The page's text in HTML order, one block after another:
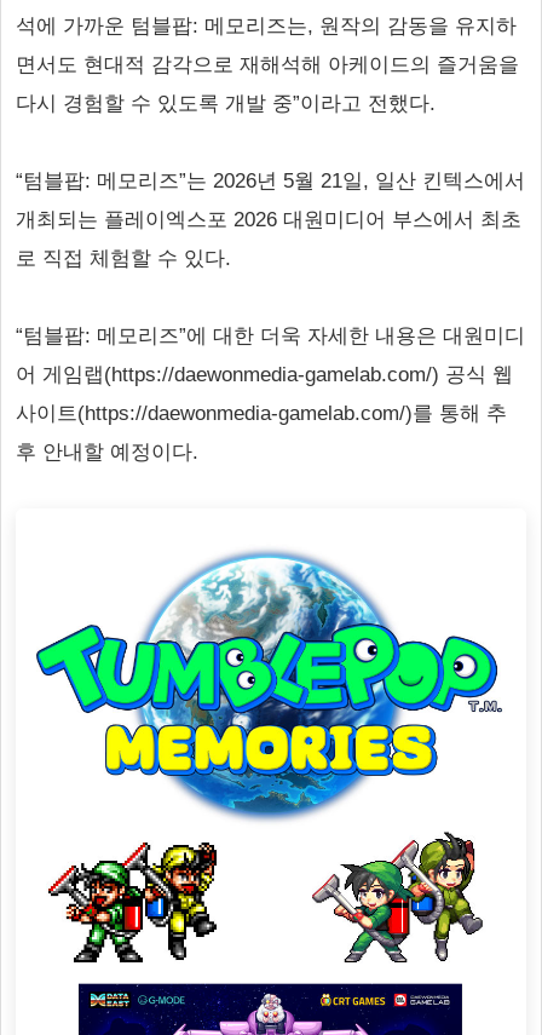
석에 가까운 텀블팝: 메모리즈는, 원작의 감동을 유지하
면서도 현대적 감각으로 재해석해 아케이드의 즐거움을
다시 경험할 수 있도록 개발 중”이라고 전했다.
“텀블팝: 메모리즈”는 2026년 5월 21일, 일산 킨텍스에서
개최되는 플레이엑스포 2026 대원미디어 부스에서 최초
로 직접 체험할 수 있다.
“텀블팝: 메모리즈”에 대한 더욱 자세한 내용은 대원미디
어 게임랩(https://daewonmedia-gamelab.com/) 공식 웹
사이트(https://daewonmedia-gamelab.com/)를 통해 추
후 안내할 예정이다.